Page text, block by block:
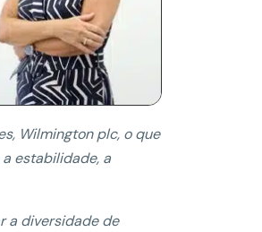
Wilmington plc, o que
estabilidade, a
a diversidade de